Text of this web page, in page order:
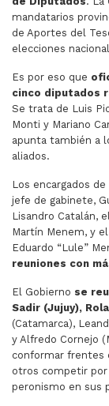
mandatarios
de Aportes del
elecciones
Es por eso que
cinco diputados
Se trata de Luis
Monti y Mariano
apunta también a
aliados.
Los encargados
jefe de gabinete,
Lisandro Catalán,
Martín Menem, y
Eduardo “Lule”
reuniones con
El Gobierno se
Sadir (Jujuy),
(Catamarca),
y Alfredo Cornejo
conformar frentes
otros competir por
peronismo en sus